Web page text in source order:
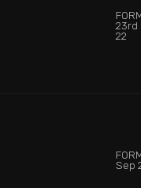
23rd
22
Sep